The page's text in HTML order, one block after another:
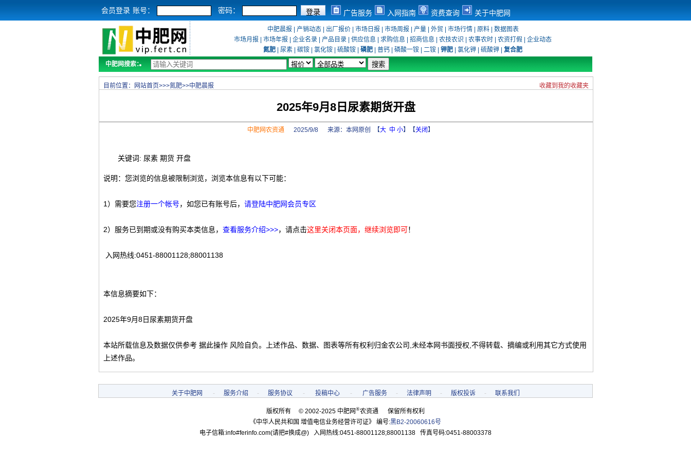
会员登录 账号： 密码： 广告服务 入网指南 资费查询 关于中肥网
中肥晨报 产销动态| 出厂报价| 市场日报 市场周报 产量| 外贸 市场行情| 原料| 数据图表
市场月报
市场年报 企业名录 产品目录 供应信息 求购信息 招商信息 农技农识 农事农时 农资打假
企业动态
氮肥
尿素 碳铵 氯化铵 硫酸铵 磷肥 普钙 磷酸一铵 二铵 钾肥 氯化钾 硫酸钾
复合肥
中肥网搜索：
目前位置： 网站首页>>>氮肥>>中肥晨报 收藏到我的收藏夹
2025年9月8日尿素期货开盘
中肥网农资通2025/9/8 来源： 本网原创 【大 中 小】【关闭】
关键词: 尿素 期货 开盘
说明：您浏览的信息被限制浏览，浏览本信息有以下可能：
1）需要您注册一个帐号，如您已有账号后， 请登陆中肥网会员专区
2）服务已到期或没有购买本类信息， 查看服务介绍>>>，请点击这里关闭本页面，继续浏览即可！
入网热线:0451-88001128;88001138
本信息摘要如下：
2025年9月8日尿素期货开盘
本站所载信息及数据仅供参考 据此操作 风险自负。上述作品、数据、图表等所有权利归金农公司,未经本网书面授权,不得转载、摘编或利用其它方式使用
上述作品。
关于中肥网 - 服务介绍 - 服务协议 - 投稿中心 - 广告服务 - 法律声明 - 版权投诉 - 联系我们
版权所有 © 2002-2025 中肥网®农资通 保留所有权利
《中华人民共和国 增值电信业务经营许可证》 编号:黑B2-20060616号
电子信箱:info#ferinfo.com(请把#换成@) 入网热线:0451-88001128;88001138 传真号码:0451-88003378